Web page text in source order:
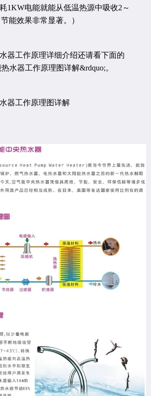
1KW电能就能从低温热源中吸收2～
能效果非常显著。）
工作原理详细介绍还请看下面的
水器工作原理图详解&rdquo;。
工作原理图详解